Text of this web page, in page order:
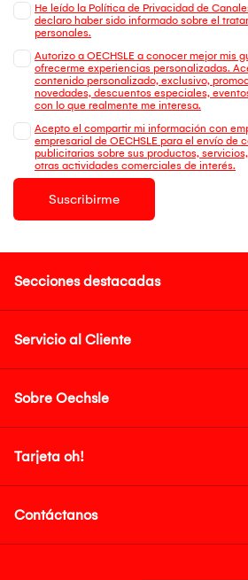
He leído la Política de Privacidad de
declaro haber sido informado sobre el
personales.
Autorizo a OECHSLE a conocer mejor mis
ofrecerme experiencias personalizadas.
contenido personalizado, exclusivo,
novedades, descuentos especiales,
con lo que realmente me interesa.
Acepto el compartir mi información con
empresarial de OECHSLE para el envío de
publicitarias sobre sus productos,
otras actividades comerciales de interés.
Suscribirme
Secciones destacadas
Servicio al Cliente
Sobre Oechsle
Tarjeta oh!
Contáctanos